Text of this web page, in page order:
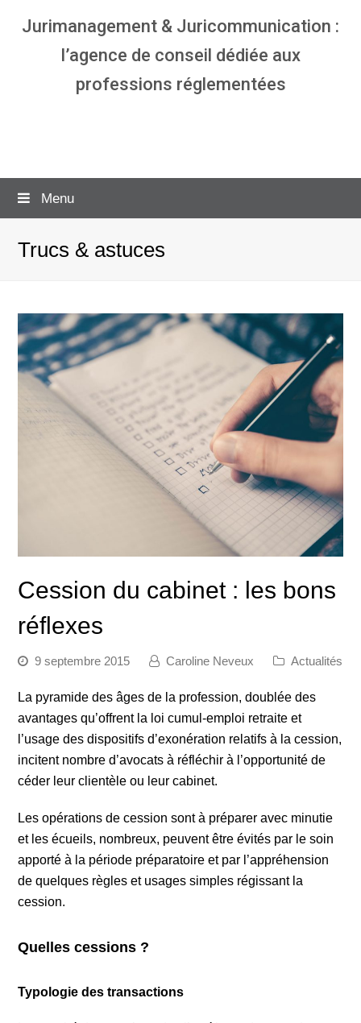
Jurimanagement & Juricommunication :
l’agence de conseil dédiée aux
professions réglementées
Menu
Trucs & astuces
Cession du cabinet : les bons
réflexes
9 septembre 2015 Caroline Neveux Actualités
La pyramide des âges de la profession, doublée des
avantages qu’offrent la loi cumul-emploi retraite et
l’usage des dispositifs d’exonération relatifs à la cession,
incitent nombre d’avocats à réfléchir à l’opportunité de
céder leur clientèle ou leur cabinet.
Les opérations de cession sont à préparer avec minutie
et les écueils, nombreux, peuvent être évités par le soin
apporté à la période préparatoire et par l’appréhension
de quelques règles et usages simples régissant la
cession.
Quelles cessions ?
Typologie des transactions